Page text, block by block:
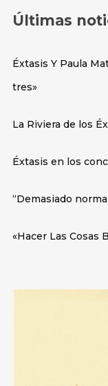
Últimas
Éxtasis Y Paula
tres»
La Riviera de los
Éxtasis en los
“Demasiado
«Hacer Las Cosas